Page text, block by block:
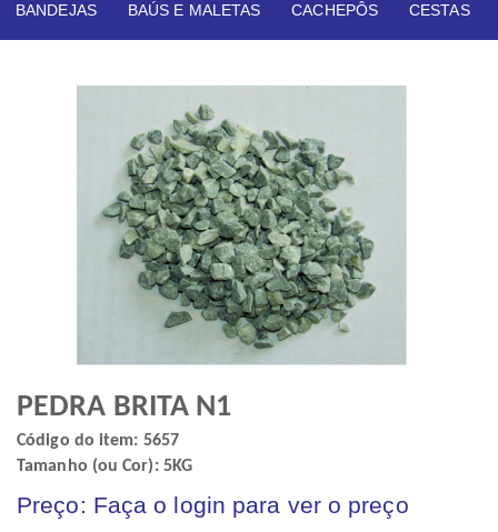
BANDEJAS BAÚS E MALETAS CACHEPÔS CESTAS
PEDRA BRITA N1
Código do item: 5657
Tamanho (ou Cor): 5KG
Preço: Faça o login para ver o preço